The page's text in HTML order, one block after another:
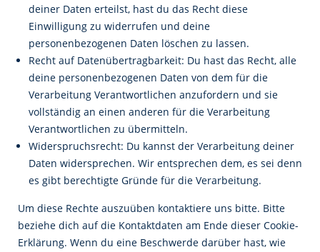
deiner Daten erteilst, hast du das Recht diese
Einwilligung zu widerrufen und deine
personenbezogenen Daten löschen zu lassen.
Recht auf Datenübertragbarkeit: Du hast das Recht, alle
deine personenbezogenen Daten von dem für die
Verarbeitung Verantwortlichen anzufordern und sie
vollständig an einen anderen für die Verarbeitung
Verantwortlichen zu übermitteln.
Widerspruchsrecht: Du kannst der Verarbeitung deiner
Daten widersprechen. Wir entsprechen dem, es sei denn
es gibt berechtigte Gründe für die Verarbeitung.
Um diese Rechte auszuüben kontaktiere uns bitte. Bitte
beziehe dich auf die Kontaktdaten am Ende dieser Cookie-
Erklärung. Wenn du eine Beschwerde darüber hast, wie